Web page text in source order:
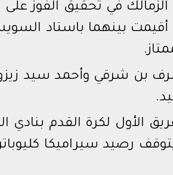
في تحقيق الفوز على
بينهما باستاد
بن شرقي وأحمد سيد